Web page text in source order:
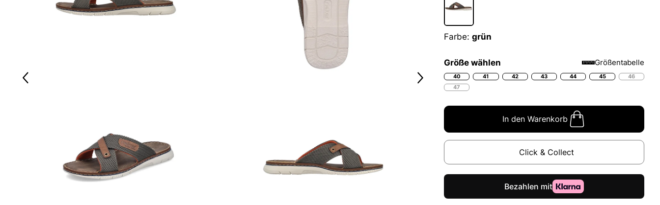
Farbe: grün
Größe wählen Größentabelle
40 41 42 43 44 45
46
47
In den Warenkorb
Click & Collect